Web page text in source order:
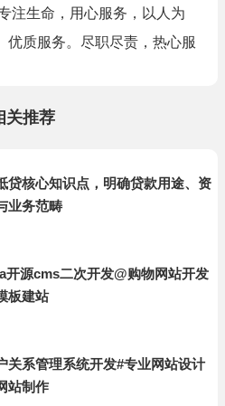
注生命，用心服务，以人为
优质服务。尽职尽责，热心服
关推荐
贷核心知识点，明确贷款用途、资
业务范畴
开源cms二次开发@购物网站开发
板建站
关系管理系统开发#专业网站设计
站制作